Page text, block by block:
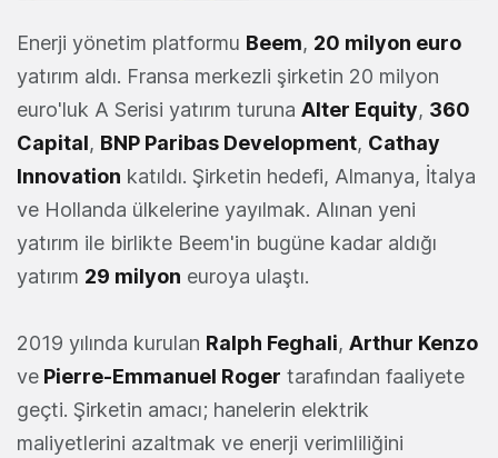
Enerji yönetim platformu Beem, 20 milyon euro
yatırım aldı. Fransa merkezli şirketin 20 milyon
euro'luk A Serisi yatırım turuna Alter Equity, 360
Capital, BNP Paribas Development, Cathay
Innovation katıldı. Şirketin hedefi, Almanya, İtalya
ve Hollanda ülkelerine yayılmak. Alınan yeni
yatırım ile birlikte Beem'in bugüne kadar aldığı
yatırım 29 milyon euroya ulaştı.
2019 yılında kurulan Ralph Feghali, Arthur Kenzo
ve Pierre-Emmanuel Roger tarafından faaliyete
geçti. Şirketin amacı; hanelerin elektrik
maliyetlerini azaltmak ve enerji verimliliğini